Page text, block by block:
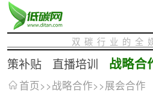
双碳行业的全
策补贴 直播培训 战略合
首页>>战略合作>>展会合作